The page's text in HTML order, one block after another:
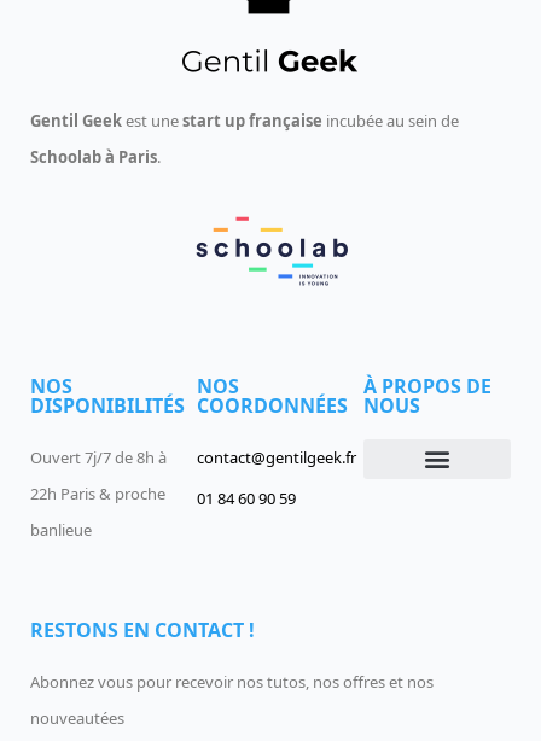
Gentil Geekest unestart up française incubée au sein de
Schoolab à Paris.
NOS
DISPONIBILITÉS
Ouvert 7j/7 de 8h à
22h Paris & proche
banlieue
NOS
COORDONNÉES
contact@gentilgeek.fr
01 84 60 90 59
À PROPOS DE
NOUS
RESTONS EN CONTACT !
Abonnez vous pour recevoir nos tutos, nos offres et nos
nouveautées